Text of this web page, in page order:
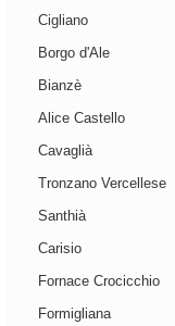
Cigliano
Borgo d'Ale
Bianzè
Alice Castello
Cavaglià
Tronzano Vercellese
Santhià
Carisio
Fornace Crocicchio
Formigliana